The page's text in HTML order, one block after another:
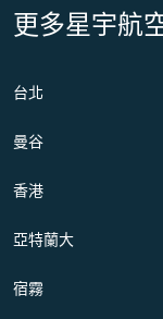
更多星宇航
台北
曼谷
香港
亞特蘭大
宿霧